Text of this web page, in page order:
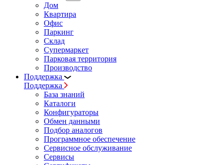
Дом
Квартира
Офис
Паркинг
Склад
Супермаркет
Парковая территория
Производство
Поддержка
Поддержка
База знаний
Каталоги
Конфигураторы
Обмен данными
Подбор аналогов
Программное обеспечение
Сервисное обслуживание
Сервисы